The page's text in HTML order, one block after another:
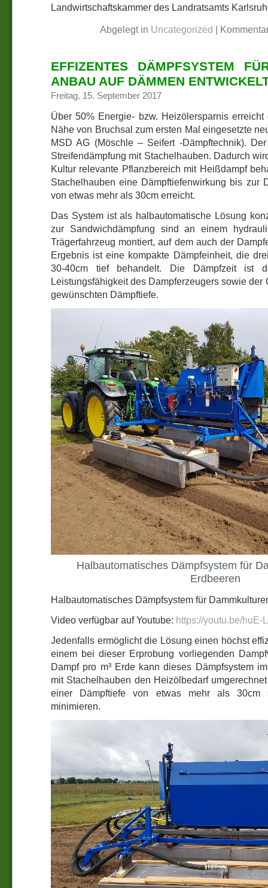
Landwirtschaftskammer des Landratsamts
Abgelegt in Uncategorized |
EFFIZENTES DÄMPFSYSTEM
ANBAU AUF DÄMMEN
Freitag, 15. September 2017
Über 50% Energie- bzw. Heizölersparnis
Nähe von Bruchsal zum ersten Mal eingesetzte
MSD AG (Möschle – Seifert -Dämpftechnik).
Streifendämpfung mit Stachelhauben. Dadurch
Kultur relevante Pflanzbereich mit Heißdampf
Stachelhauben eine Dämpftiefenwirkung bis zur
von etwas mehr als 30cm erreicht.
Das System ist als halbautomatische Lösung
zur Sandwichdämpfung sind an einem
Trägerfahrzeug montiert, auf dem auch der
Ergebnis ist eine kompakte Dämpfeinheit, die
30-40cm tief behandelt. Die Dämpfzeit ist
Leistungsfähigkeit des Dampferzeugers sowie der
gewünschten Dämpftiefe.
Halbautomatisches Dämpfsystem für
Erdbeeren
Halbautomatisches Dämpfsystem für
Video verfügbar auf Youtube: https://youtu.be/huE-
Jedenfalls ermöglicht die Lösung einen höchst
einem bei dieser Erprobung vorliegenden
Dampf pro m³ Erde kann dieses Dämpfsystem
mit Stachelhauben den Heizölbedarf
einer Dämpftiefe von etwas mehr als 30cm
minimieren.